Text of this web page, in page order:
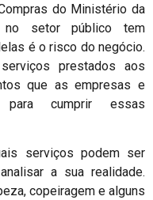
do Ministério da
no setor público tem
é o risco do negócio.
prestados aos
que as empresas e
para cumprir essas
serviços podem ser
a sua realidade.
copeiragem e alguns